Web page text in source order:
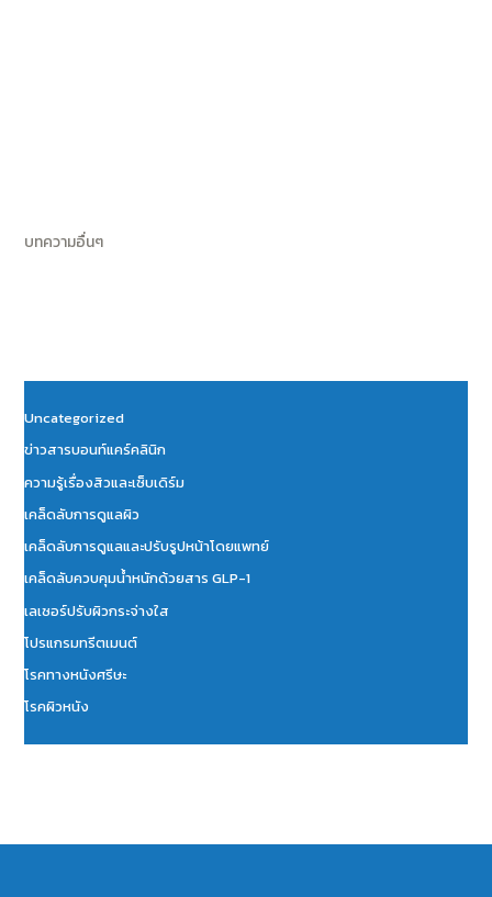
บทความอื่นๆ
Uncategorized
ข่าวสารบอนท์แคร์คลินิก
ความรู้เรื่องสิวและเซ็บเดิร์ม
เคล็ดลับการดูแลผิว
เคล็ดลับการดูแลและปรับรูปหน้าโดยแพทย์
เคล็ดลับควบคุมน้ำหนักด้วยสาร GLP-1
เลเซอร์ปรับผิวกระจ่างใส
โปรแกรมทรีตเมนต์
โรคทางหนังศรีษะ
โรคผิวหนัง